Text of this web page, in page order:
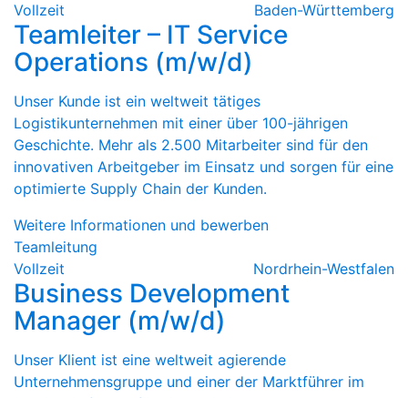
Vollzeit
Baden-Württemberg
Teamleiter – IT Service
Operations (m/w/d)
Unser Kunde ist ein weltweit tätiges
Logistikunternehmen mit einer über 100-jährigen
Geschichte. Mehr als 2.500 Mitarbeiter sind für den
innovativen Arbeitgeber im Einsatz und sorgen für eine
optimierte Supply Chain der Kunden.
Weitere Informationen und bewerben
Teamleitung
Vollzeit
Nordrhein-Westfalen
Business Development
Manager (m/w/d)
Unser Klient ist eine weltweit agierende
Unternehmensgruppe und einer der Marktführer im